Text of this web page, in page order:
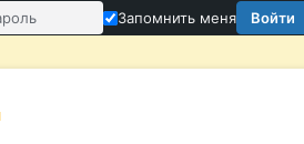
Запомнить меня Войти